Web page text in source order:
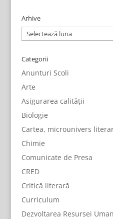
Arhive
Arhive
Categorii
Anunturi Scoli
Arte
Asigurarea calității
Biologie
Cartea, microunivers
Chimie
Comunicate de Presa
CRED
Critică literară
Curriculum
Dezvoltarea Resursei